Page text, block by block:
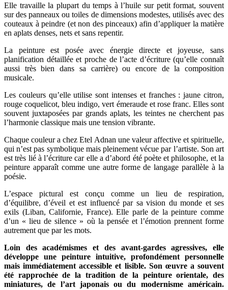
Elle travaille la plupart du temps à l’huile sur petit format, souvent
sur des panneaux ou toiles de dimensions modestes, utilisés avec des
couteaux à peindre (et non des pinceaux) afin d’appliquer la matière
en aplats denses, nets et sans repentir.
La peinture est posée avec énergie directe et joyeuse, sans
planification détaillée et proche de l’acte d’écriture (qu’elle connaît
aussi très bien dans sa carrière) ou encore de la composition
musicale.
Les couleurs qu’elle utilise sont intenses et franches : jaune citron,
rouge coquelicot, bleu indigo, vert émeraude et rose franc. Elles sont
souvent juxtaposées par grands aplats, les teintes ne cherchent pas
l’harmonie classique mais une tension vibrante.
Chaque couleur a chez Etel Adnan une valeur affective et spirituelle,
qui n’est pas symbolique mais pleinement vécue par l’artiste. Son art
est très lié à l’écriture car elle a d’abord été poète et philosophe, et la
peinture apparaît comme une autre forme de langage parallèle à la
poésie.
L’espace pictural est conçu comme un lieu de respiration,
d’équilibre, d’éveil et est influencé par sa vision du monde et ses
exils (Liban, Californie, France). Elle parle de la peinture comme
d’un « lieu de silence » où la pensée et l’émotion prennent forme
autrement que par les mots.
Loin des académismes et des avant-gardes agressives, elle
développe une peinture intuitive, profondément personnelle
mais immédiatement accessible et lisible. Son œuvre a souvent
été rapprochée de la tradition de la peinture orientale, des
miniatures, de l’art japonais ou du modernisme américain.